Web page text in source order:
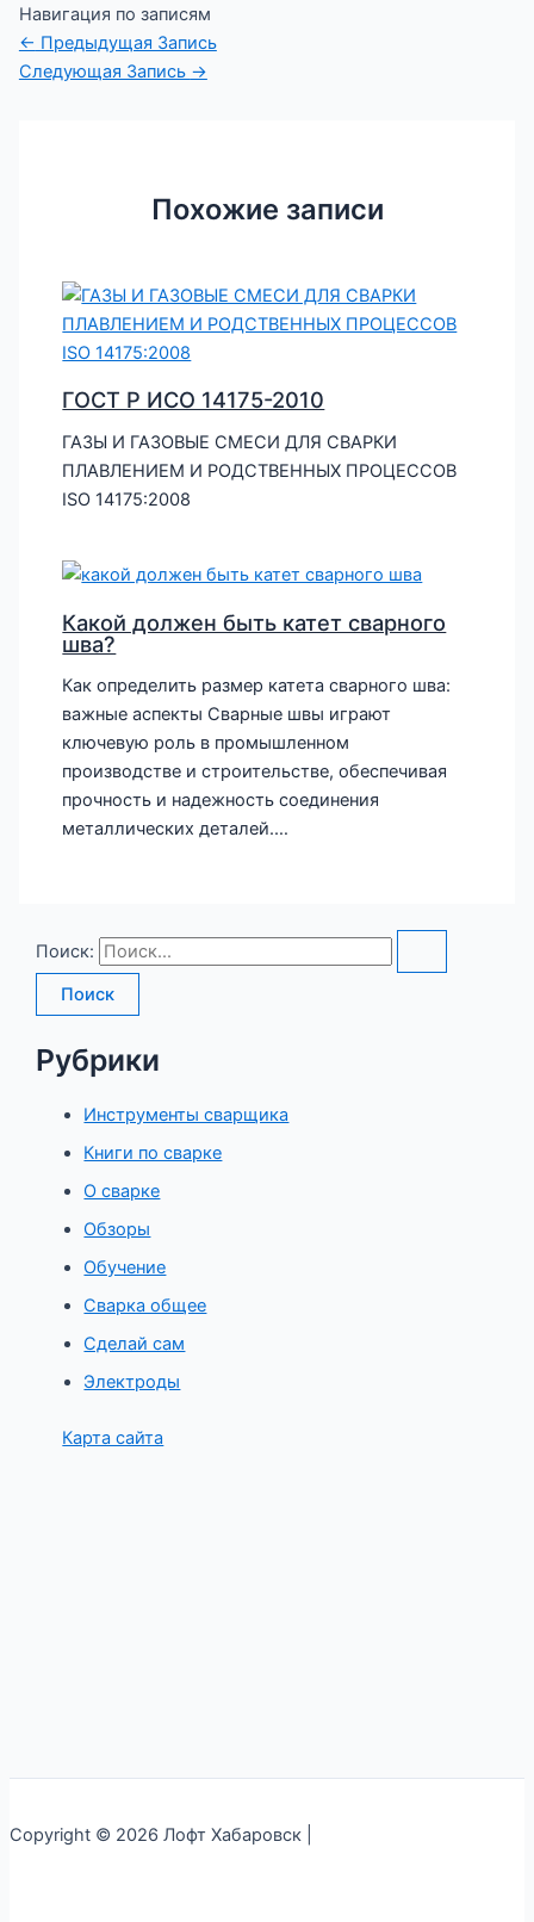
Навигация по записям
← Предыдущая Запись
Следующая Запись →
Похожие записи
ГОСТ Р ИСО 14175-2010
ГАЗЫ И ГАЗОВЫЕ СМЕСИ ДЛЯ СВАРКИ
ПЛАВЛЕНИЕМ И РОДСТВЕННЫХ ПРОЦЕССОВ
ISO 14175:2008
Какой должен быть катет сварного
шва?
Как определить размер катета сварного шва:
важные аспекты Сварные швы играют
ключевую роль в промышленном
производстве и строительстве, обеспечивая
прочность и надежность соединения
металлических деталей.…
Поиск:
Рубрики
Инструменты сварщика
Книги по сварке
О сварке
Обзоры
Обучение
Сварка общее
Сделай сам
Электроды
Карта сайта
Copyright © 2026 Лофт Хабаровск |